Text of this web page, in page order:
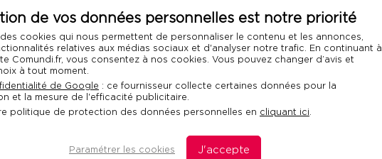
de vos données personnelles est notre priorité
cookies qui nous permettent de personnaliser le contenu et les annonces,
relatives aux médias sociaux et d'analyser notre trafic. En continuant à
Comundi.fr, vous consentez à nos cookies. Vous pouvez changer d’avis et
à tout moment.
de Google : ce fournisseur collecte certaines données pour la
et la mesure de l'efficacité publicitaire.
politique de protection des données personnelles en cliquant ici.
Paramétrer les cookies J'accepte
pédagogies au service des
pour nos formateurs